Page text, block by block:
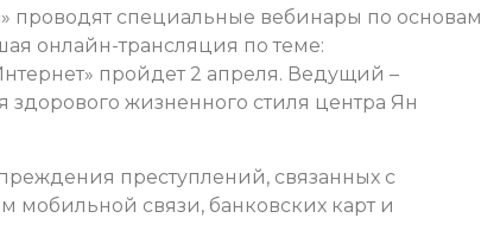
проводят специальные вебинары по основам
онлайн-трансляция по теме:
пройдет 2 апреля. Ведущий –
жизненного стиля центра Ян
преступлений, связанных с
связи, банковских карт и